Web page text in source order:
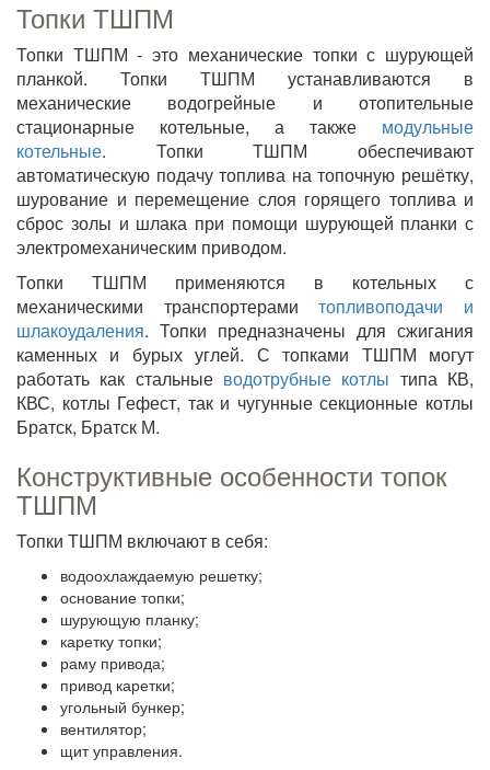
Топки ТШПМ
Топки ТШПМ - это механические топки с шурующей
планкой. Топки ТШПМ устанавливаются в
механические водогрейные и отопительные
стационарные котельные, а также модульные
котельные. Топки ТШПМ обеспечивают
автоматическую подачу топлива на топочную решётку,
шурование и перемещение слоя горящего топлива и
сброс золы и шлака при помощи шурующей планки с
электромеханическим приводом.
Топки ТШПМ применяются в котельных с
механическими транспортерамитопливоподачи и
шлакоудаления. Топки предназначены для сжигания
каменных и бурых углей. С топками ТШПМ могут
работать как стальные водотрубные котлы типа КВ,
КВС, котлы Гефест, так и чугунные секционные котлы
Братск, Братск М.
Конструктивные особенности топок
ТШПМ
Топки ТШПМ включают в себя:
водоохлаждаемую решетку;
основание топки;
шурующую планку;
каретку топки;
раму привода;
привод каретки;
угольный бункер;
вентилятор;
щит управления.